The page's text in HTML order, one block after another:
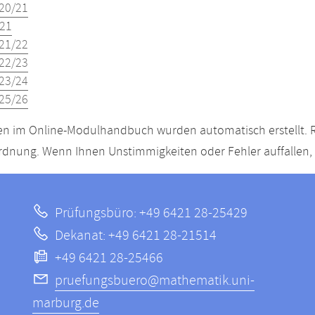
21
22
23
24
26
im Online-Modulhandbuch wurden automatisch erstellt.
Wenn Ihnen Unstimmigkeiten oder Fehler
Prüfungsbüro: +49 6421 28-25429
Dekanat: +49 6421 28-21514
+49 6421 28-25466
pruefungsbuero@mathematik.uni-
marburg.de